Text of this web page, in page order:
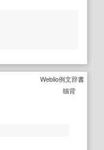
Weblio例文辞書
猫背